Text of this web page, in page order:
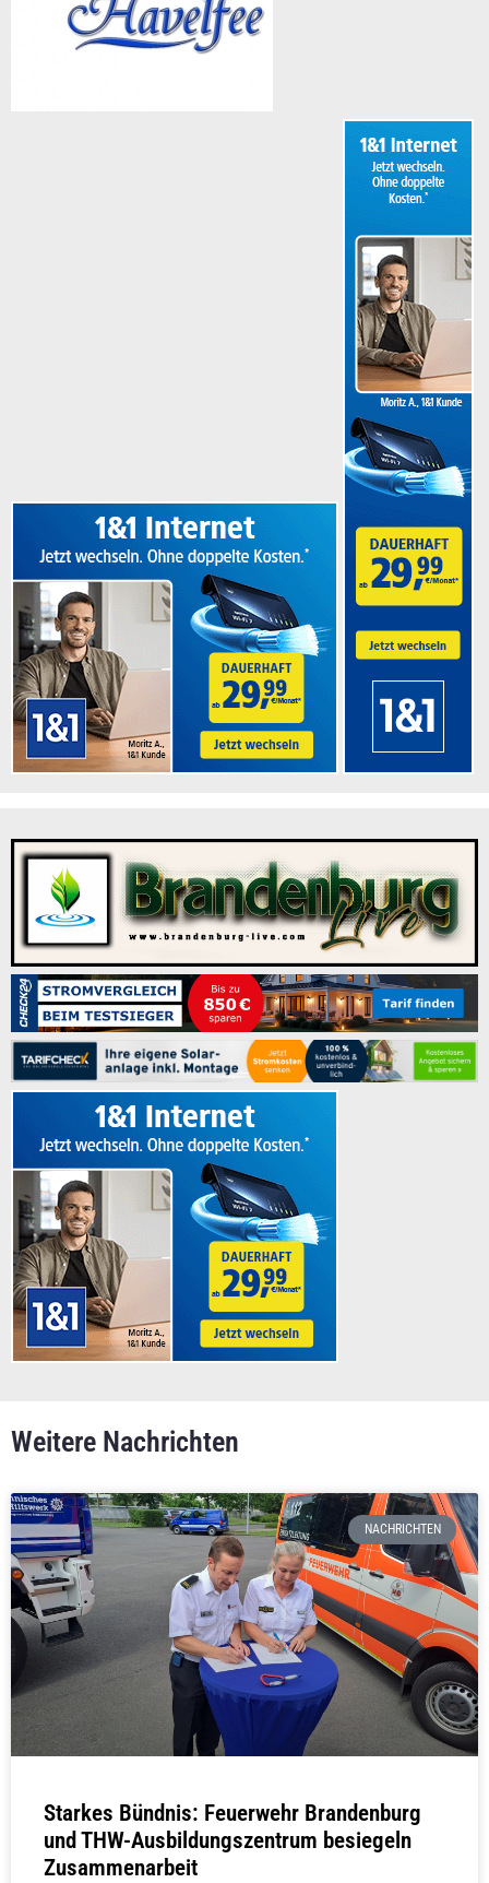
Weitere Nachrichten
NACHRICHTEN
Starkes Bündnis: Feuerwehr Brandenburg
und THW-Ausbildungszentrum besiegeln
Zusammenarbeit